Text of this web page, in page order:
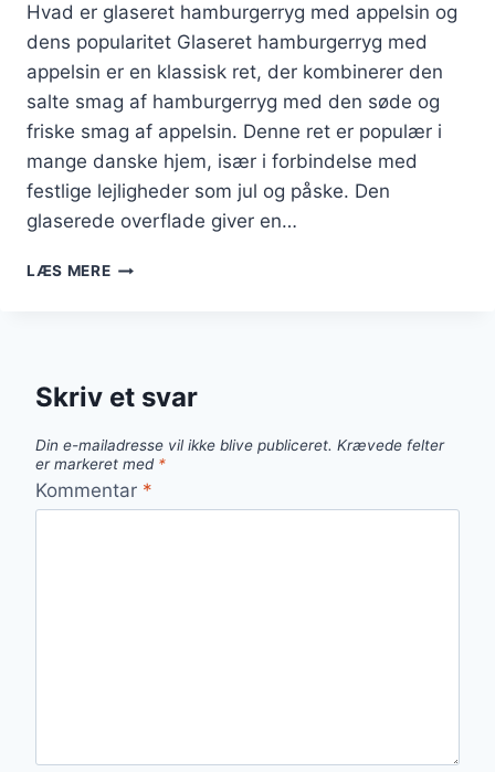
Hvad er glaseret hamburgerryg med appelsin og
dens popularitet Glaseret hamburgerryg med
appelsin er en klassisk ret, der kombinerer den
salte smag af hamburgerryg med den søde og
friske smag af appelsin. Denne ret er populær i
mange danske hjem, især i forbindelse med
festlige lejligheder som jul og påske. Den
glaserede overflade giver en…
LÆS MEREGLASERET
Skriv et svar
Din e-mailadresse vil ikke blive publiceret. Krævede felter
er markeret med *
Kommentar *